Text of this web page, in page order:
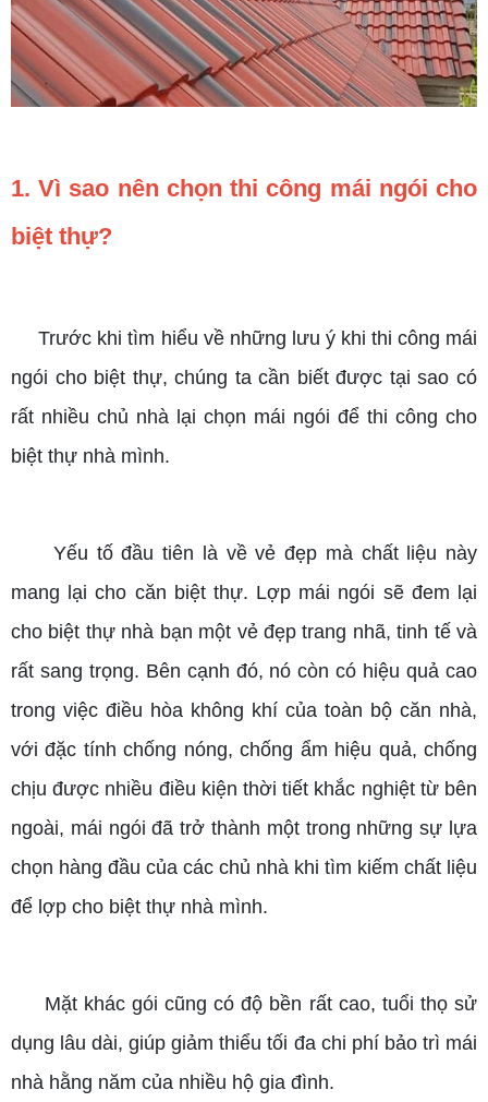
1. Vì sao nên chọn thi công mái ngói cho
biệt thự?
Trước khi tìm hiểu về những lưu ý khi thi công mái
ngói cho biệt thự, chúng ta cần biết được tại sao có
rất nhiều chủ nhà lại chọn mái ngói để thi công cho
biệt thự nhà mình.
Yếu tố đầu tiên là về vẻ đẹp mà chất liệu này
mang lại cho căn biệt thự. Lợp mái ngói sẽ đem lại
cho biệt thự nhà bạn một vẻ đẹp trang nhã, tinh tế và
rất sang trọng. Bên cạnh đó, nó còn có hiệu quả cao
trong việc điều hòa không khí của toàn bộ căn nhà,
với đặc tính chống nóng, chống ẩm hiệu quả, chống
chịu được nhiều điều kiện thời tiết khắc nghiệt từ bên
ngoài, mái ngói đã trở thành một trong những sự lựa
chọn hàng đầu của các chủ nhà khi tìm kiếm chất liệu
để lợp cho biệt thự nhà mình.
Mặt khác gói cũng có độ bền rất cao, tuổi thọ sử
dụng lâu dài, giúp giảm thiểu tối đa chi phí bảo trì mái
nhà hằng năm của nhiều hộ gia đình.